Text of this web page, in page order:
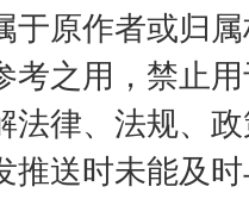
于原作者或归
考之用，禁止
法律、法规、
推送时未能及